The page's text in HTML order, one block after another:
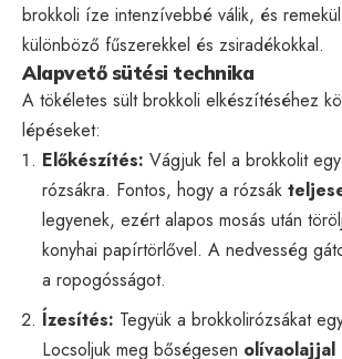
brokkoli íze intenzívebbé válik, és
különböző fűszerekkel és zsiradékokkal.
Alapvető sütési technika
A tökéletes sült brokkoli elkészítéséhez
lépéseket:
Előkészítés: Vágjuk fel a brokkolit
rózsákra. Fontos, hogy a rózsák
legyenek, ezért alapos mosás után
konyhai papírtörlővel. A nedvesség
a ropogósságot.
Ízesítés: Tegyük a brokkolirózsákat
Locsoljuk meg bőségesen olívaolajjal